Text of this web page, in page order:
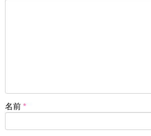
名前 *